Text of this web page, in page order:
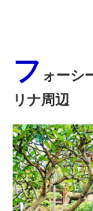
フ ォーシ
リナ周辺